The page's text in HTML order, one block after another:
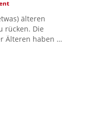
älteren
rücken. Die
Älteren haben …